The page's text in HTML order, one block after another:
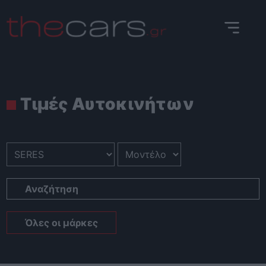
to
content
Τιμές Αυτοκινήτων
Αναζήτηση
Όλες οι μάρκες